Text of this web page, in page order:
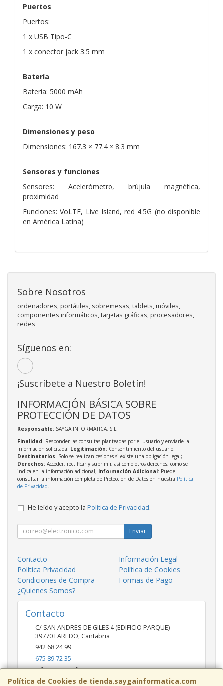
Puertos
Puertos:
1 x USB Tipo-C
1 x conector jack 3.5 mm
Batería
Batería: 5000 mAh
Carga: 10 W
Dimensiones y peso
Dimensiones: 167.3 × 77.4 × 8.3 mm
Sensores y funciones
Sensores: Acelerómetro, brújula magnética,
proximidad
Funciones: VoLTE, Live Island, red 4.5G (no disponible
en América Latina)
Política de Cookies de tienda.saygainformatica.com
Sobre Nosotros
ordenadores, portátiles, sobremesas, tablets, móviles,
componentes informáticos, tarjetas gráficas, procesadores,
redes
Síguenos en:
¡Suscríbete a Nuestro Boletín!
INFORMACIÓN BÁSICA SOBRE
PROTECCIÓN DE DATOS
Responsable: SAYGA INFORMATICA, S.L.
Finalidad: Responder las consultas planteadas por el usuario y enviarle la
información solicitada; Legitimación: Consentimiento del usuario;
Destinatarios: Solo se realizan cesiones si existe una obligación legal;
Derechos: Acceder, rectificar y suprimir, así como otros derechos, como se
indica en la información adicional; Información Adicional: Puede
consultar la información completa de Protección de Datos en nuestra Política
de Privacidad
He leído y acepto la Política de Privacidad.
Enviar
Contacto
Información Legal
Política Privacidad
Política de Cookies
Condiciones de Compra
Formas de Pago
¿Quienes Somos?
Contacto
C/ SAN ANDRES DE GILES 4 (EDIFICIO PARQUE)
39770LAREDO, Cantabria
942 68 24 99
675 89 72 35
info@saygainformatica.com